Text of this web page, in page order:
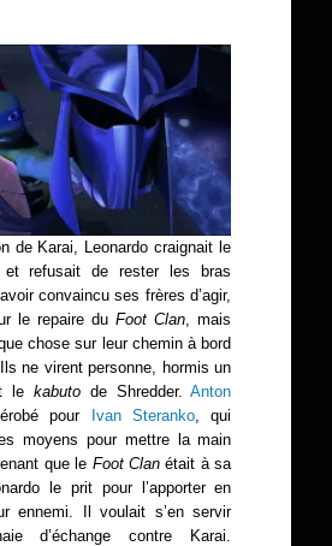
de Karai, Leonardo craignait le
refusait de rester les bras
convaincu ses frères d’agir,
le repaire duFoot Clan , mais
chose sur leur chemin à bord
ne virent personne, hormis un
le kabuto de Shredder.Anton
pour Ivan Steranko , qui
moyens pour mettre la main
que le Foot Clanétait à sa
le prit pour l’apporter en
ennemi. Il voulait s’en servir
d’échange contre Karai.